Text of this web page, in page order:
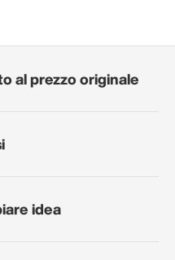
al prezzo originale
idea